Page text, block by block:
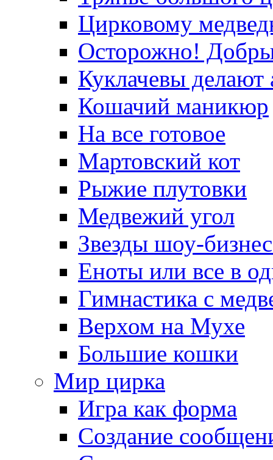
Цирковому
Осторожно!
Куклачевы делают
Кошачий маникюр
На все готовое
Мартовский кот
Рыжие плутовки
Медвежий угол
Звезды шоу-
Еноты или все в
Гимнастика с
Верхом на Мухе
Большие кошки
Мир цирка
Игра как форма
Создание